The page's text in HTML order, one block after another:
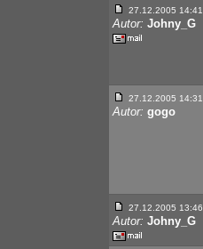
27.12.2005 14:41
Autor: Johny_G
27.12.2005 14:31
Autor: gogo
27.12.2005 13:46
Autor: Johny_G